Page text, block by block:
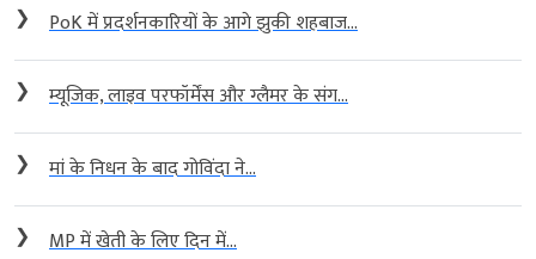
❯ PoK में प्रदर्शनकारियों के आगे झुकी शहबाज...
❯ म्यूजिक, लाइव परफॉर्मेंस और ग्लैमर के संग...
❯ मां के निधन के बाद गोविंदा ने...
❯ MP में खेती के लिए दिन में...